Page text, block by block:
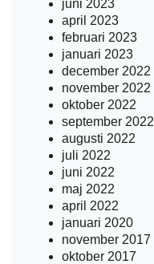
juni 2023
april 2023
februari 2023
januari 2023
december 2022
november 2022
oktober 2022
september 2022
augusti 2022
juli 2022
juni 2022
maj 2022
april 2022
januari 2020
november 2017
oktober 2017